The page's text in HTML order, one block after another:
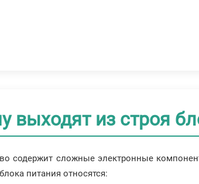
выходят из строя
содержит сложные электронные
питания относятся: